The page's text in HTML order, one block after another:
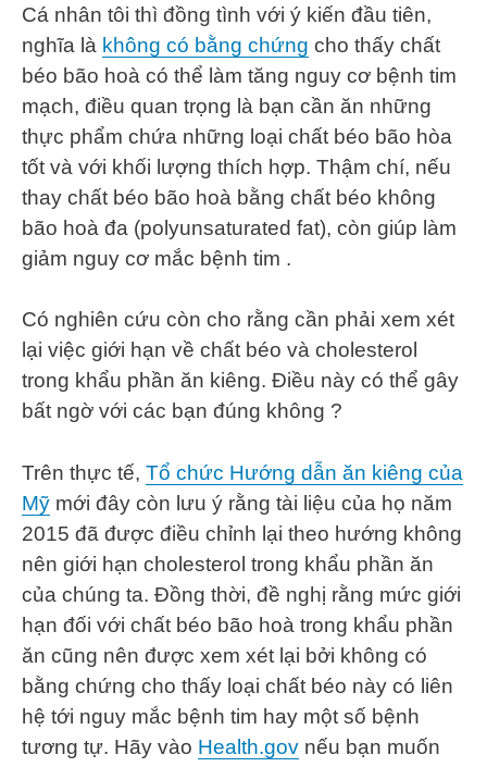
Cá nhân tôi thì đồng tình với ý kiến đầu tiên,
nghĩa là không có bằng chứng cho thấy chất
béo bão hoà có thể làm tăng nguy cơ bệnh tim
mạch, điều quan trọng là bạn cần ăn những
thực phẩm chứa những loại chất béo bão hòa
tốt và với khối lượng thích hợp. Thậm chí, nếu
thay chất béo bão hoà bằng chất béo không
bão hoà đa (polyunsaturated fat), còn giúp làm
giảm nguy cơ mắc bệnh tim .
Có nghiên cứu còn cho rằng cần phải xem xét
lại việc giới hạn về chất béo và cholesterol
trong khẩu phần ăn kiêng. Điều này có thể gây
bất ngờ với các bạn đúng không ?
Trên thực tế, Tổ chức Hướng dẫn ăn kiêng của
Mỹ mới đây còn lưu ý rằng tài liệu của họ năm
2015 đã được điều chỉnh lại theo hướng không
nên giới hạn cholesterol trong khẩu phần ăn
của chúng ta. Đồng thời, đề nghị rằng mức giới
hạn đối với chất béo bão hoà trong khẩu phần
ăn cũng nên được xem xét lại bởi không có
bằng chứng cho thấy loại chất béo này có liên
hệ tới nguy mắc bệnh tim hay một số bệnh
tương tự. Hãy vào Health.gov nếu bạn muốn